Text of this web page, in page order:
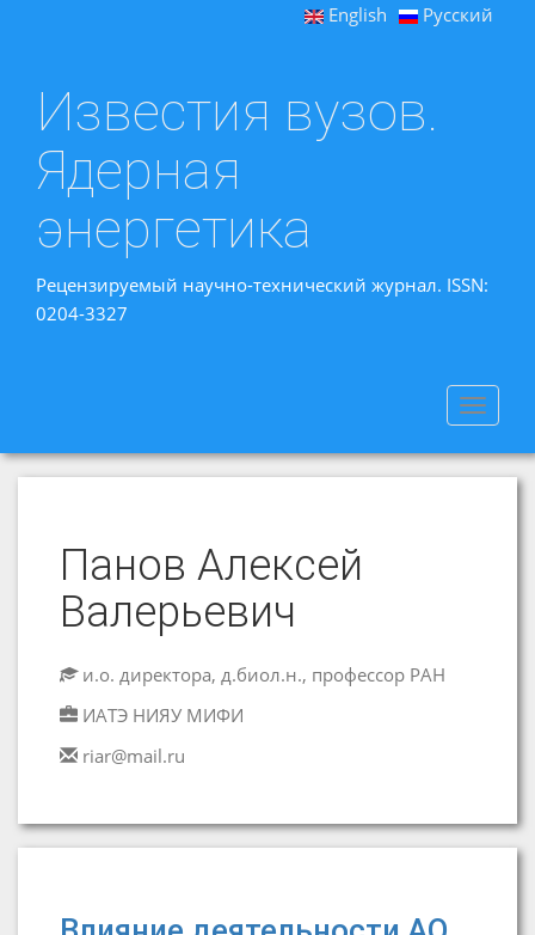
English Русский
Известия вузов.
Ядерная
энергетика
Рецензируемый научно-технический журнал. ISSN:
0204-3327
Toggle
Панов Алексей
Валерьевич
и.о. директора, д.биол.н., профессор РАН
ИАТЭ НИЯУ МИФИ
riar@mail.ru